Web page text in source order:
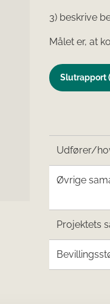
3) beskrive
Målet er, at
Slutrapport
Udfører/
Øvrige
Projektets